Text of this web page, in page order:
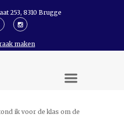
253, 8310 Brugge
maken
ik voor de klas om de